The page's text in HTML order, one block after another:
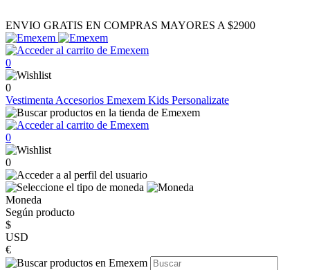
ENVIO GRATIS EN COMPRAS MAYORES A $2900
0
0
Vestimenta Accesorios Emexem Kids Personalizate
0
0
Moneda
Según producto
$
USD
€